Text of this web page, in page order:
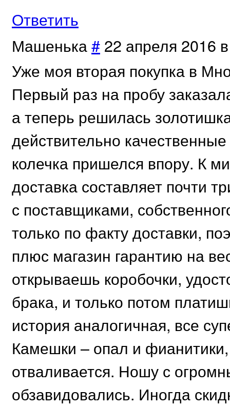
Ответить
Машенька# 22 апреля 2016
Уже моя вторая покупка в
Первый раз на пробу
а теперь решилась
действительно
колечка пришелся впору. К
доставка составляет почти
с поставщиками,
только по факту доставки,
плюс магазин гарантию на
открываешь коробочки,
брака, и только потом
история аналогичная, все
Камешки – опал и
отваливается. Ношу с
обзавидовались. Иногда